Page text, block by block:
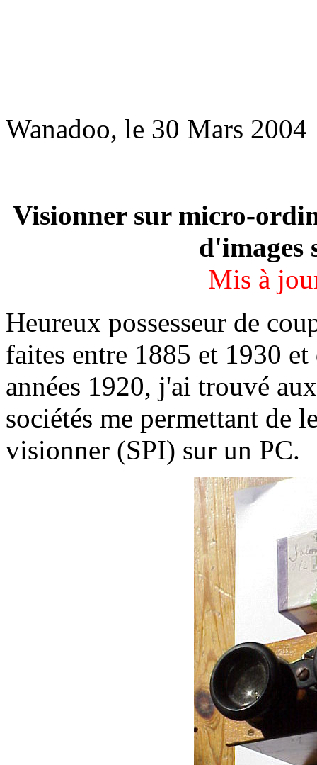
Wanadoo, le 30 Mars 2004
Visionner sur micro-
d'images
Mis à
Heureux possesseur de
faites entre 1885 et 1930
années 1920, j'ai trouvé
sociétés me permettant de
visionner (SPI) sur un PC.